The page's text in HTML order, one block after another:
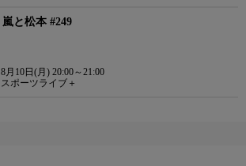
嵐と松本 #249
8月10日(月) 20:00～21:00
スポーツライブ＋